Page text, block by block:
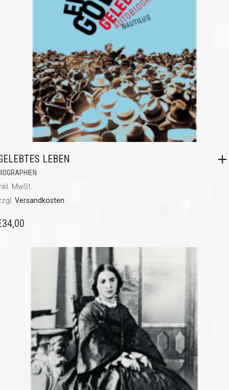
LEBEN
MwSt.
Versandkosten
34,00